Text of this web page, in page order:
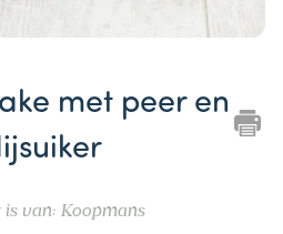
met peer en
van: Koopmans